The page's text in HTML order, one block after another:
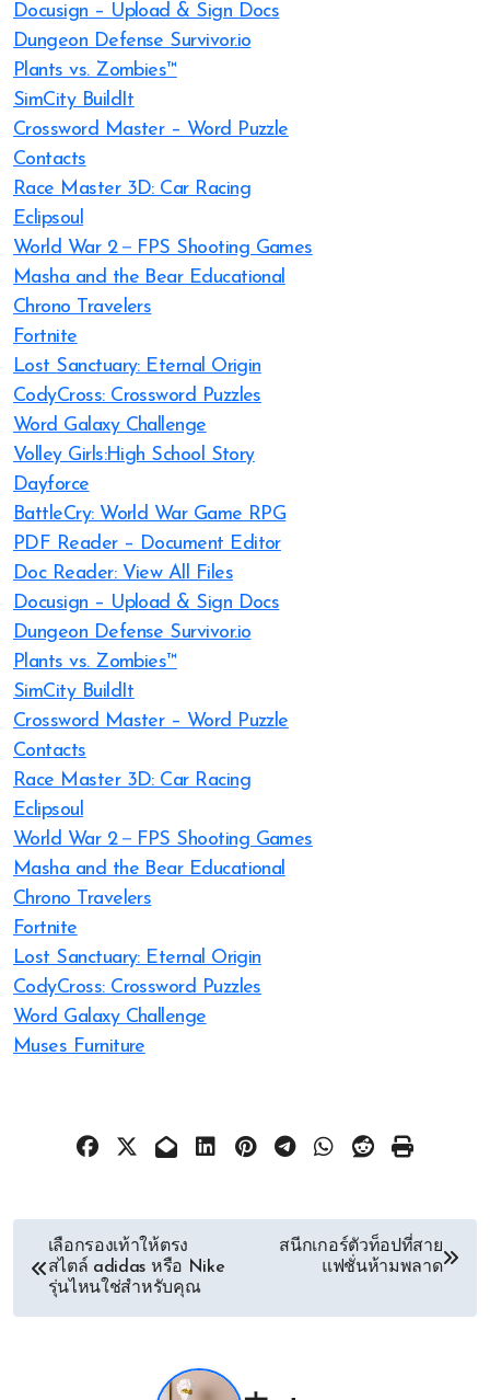
Docusign – Upload & Sign Docs
Dungeon Defense Survivor.io
Plants vs. Zombies™
SimCity BuildIt
Crossword Master – Word Puzzle
Contacts
Race Master 3D: Car Racing
Eclipsoul
World War 2－FPS Shooting Games
Masha and the Bear Educational
Chrono Travelers
Fortnite
Lost Sanctuary: Eternal Origin
CodyCross: Crossword Puzzles
Word Galaxy Challenge
Volley Girls:High School Story
Dayforce
BattleCry: World War Game RPG
PDF Reader – Document Editor
Doc Reader: View All Files
Docusign – Upload & Sign Docs
Dungeon Defense Survivor.io
Plants vs. Zombies™
SimCity BuildIt
Crossword Master – Word Puzzle
Contacts
Race Master 3D: Car Racing
Eclipsoul
World War 2－FPS Shooting Games
Masha and the Bear Educational
Chrono Travelers
Fortnite
Lost Sanctuary: Eternal Origin
CodyCross: Crossword Puzzles
Word Galaxy Challenge
Muses Furniture
เลือกรองเท้าให้ตรง
สไตล์ adidas หรือ Nike
รุ่นไหนใช่สำหรับคุณ
สนีกเกอร์ตัวท็อปที่สาย
แฟชั่นห้ามพลาด